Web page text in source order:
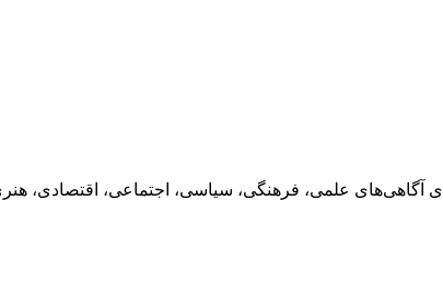
آگاهی‌های علمی، فرهنگی، سیاسی، اجتماعی، اقتصادی،